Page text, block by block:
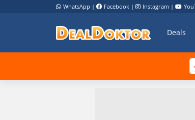
WhatsApp | Facebook | Instagram |
Deals